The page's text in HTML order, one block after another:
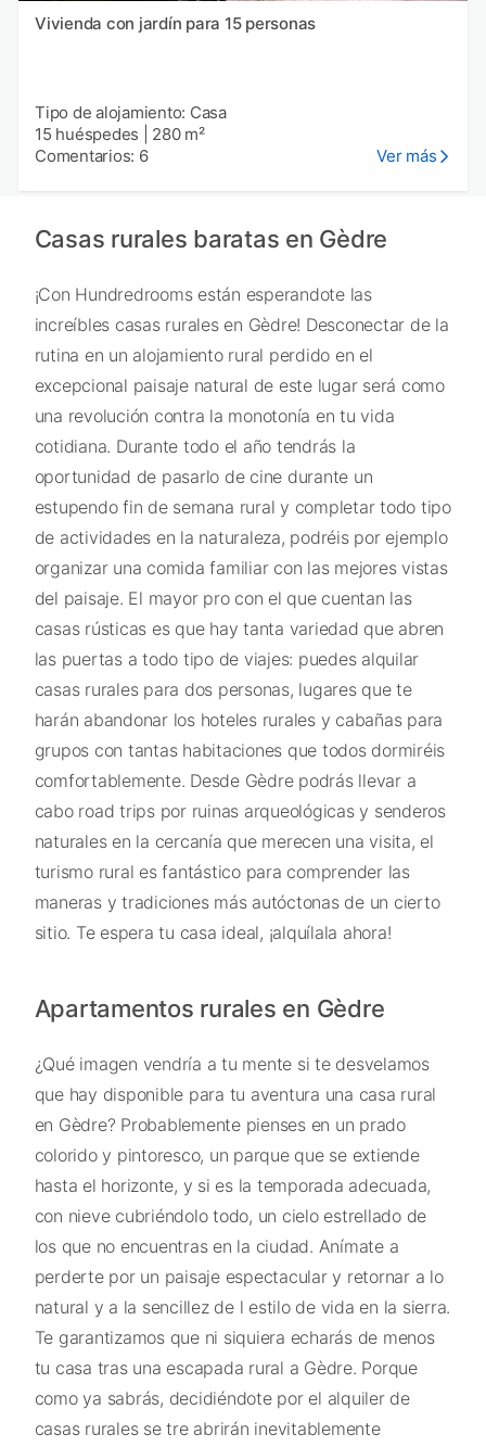
Vivienda con jardín para 15 personas
Tipo de alojamiento: Casa
15 huéspedes
280 m²
Comentarios: 6
Ver más
Casas rurales baratas en Gèdre
¡Con Hundredrooms están esperandote las
increíbles casas rurales en Gèdre! Desconectar de la
rutina en un alojamiento rural perdido en el
excepcional paisaje natural de este lugar será como
una revolución contra la monotonía en tu vida
cotidiana. Durante todo el año tendrás la
oportunidad de pasarlo de cine durante un
estupendo fin de semana rural y completar todo tipo
de actividades en la naturaleza, podréis por ejemplo
organizar una comida familiar con las mejores vistas
del paisaje. El mayor pro con el que cuentan las
casas rústicas es que hay tanta variedad que abren
las puertas a todo tipo de viajes: puedes alquilar
casas rurales para dos personas, lugares que te
harán abandonar los hoteles rurales y cabañas para
grupos con tantas habitaciones que todos dormiréis
comfortablemente. Desde Gèdre podrás llevar a
cabo road trips por ruinas arqueológicas y senderos
naturales en la cercanía que merecen una visita, el
turismo rural es fantástico para comprender las
maneras y tradiciones más autóctonas de un cierto
sitio. Te espera tu casa ideal, ¡alquílala ahora!
Apartamentos rurales en Gèdre
¿Qué imagen vendría a tu mente si te desvelamos
que hay disponible para tu aventura una casa rural
en Gèdre? Probablemente pienses en un prado
colorido y pintoresco, un parque que se extiende
hasta el horizonte, y si es la temporada adecuada,
con nieve cubriéndolo todo, un cielo estrellado de
los que no encuentras en la ciudad. Anímate a
perderte por un paisaje espectacular y retornar a lo
natural y a la sencillez de l estilo de vida en la sierra.
Te garantizamos que ni siquiera echarás de menos
tu casa tras una escapada rural a Gèdre. Porque
como ya sabrás, decidiéndote por el alquiler de
casas rurales se tre abrirán inevitablemente